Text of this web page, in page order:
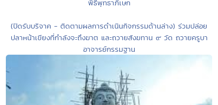
พิธีพุทธาภิเษก
(ปิดรับบริจาค - ติดตามผลการดำเนินกิจกรรมด้านล่าง) ร่วมปล่อย
ปลาหน้าเขียงที่กำลังจะถึงฆาต และถวายสังฆทาน ๙ วัด ถวายครูบา
อาจารย์กรรมฐาน